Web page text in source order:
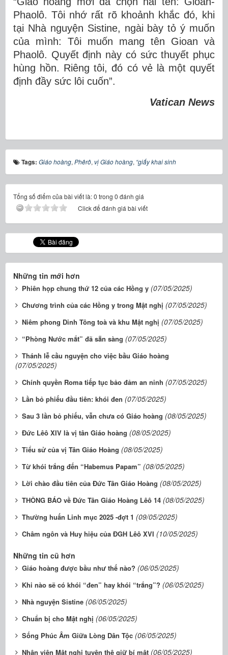
Phaolô. Tôi nhớ rất rõ khoảnh khắc đó, khi
tại Nhà nguyện Sistine, ngài bày tỏ ý muốn
của mình: Tôi muốn mang tên Gioan và
Phaolô. Quyết định này có sức thuyết phục
hùng hồn. Riêng tôi, đó có vẻ là một quyết
định đầy sức lôi cuốn”.
Vatican News
Tags: Giáo hoàng, Phêrô, vị Giáo hoàng, “giấy khai sinh
Tổng số điểm của bài viết là: 0 trong 0 đánh giá
Click để đánh giá bài viết
Những tin mới hơn
Phiên họp chung thứ 12 của các Hồng y (07/05/2025)
Chương trình của các Hồng y trong Mật nghị (07/05/2025)
Niêm phong Dinh Tông toà và khu Mật nghị (07/05/2025)
“Phòng Nước mắt” đã sẵn sàng (07/05/2025)
Thánh lễ cầu nguyện cho việc bầu Giáo hoàng
(07/05/2025)
Chính quyền Roma tiếp tục bảo đảm an ninh (07/05/2025)
Lần bỏ phiếu đầu tiên: khói đen (07/05/2025)
Sau 3 lần bỏ phiếu, vẫn chưa có Giáo hoàng (08/05/2025)
Đức Lêô XIV là vị tân Giáo hoàng (08/05/2025)
Tiểu sử của vị Tân Giáo Hoàng (08/05/2025)
Từ khói trắng đến “Habemus Papam” (08/05/2025)
Lời chào đầu tiên của Đức Tân Giáo Hoàng (08/05/2025)
THÔNG BÁO về Đức Tân Giáo Hoàng Lêô 14 (08/05/2025)
Thường huấn Linh mục 2025 -đợt 1 (09/05/2025)
Châm ngôn và Huy hiệu của ĐGH Lêô XVI (10/05/2025)
Những tin cũ hơn
Giáo hoàng được bầu như thế nào? (06/05/2025)
Khi nào sẽ có khói “đen” hay khói “trắng”? (06/05/2025)
Nhà nguyện Sistine (06/05/2025)
Chuẩn bị cho Mật nghị (06/05/2025)
Sống Phúc Âm Giữa Lòng Dân Tộc (06/05/2025)
Nhân viên Mật nghị tuyên thệ giữ bí mật (06/05/2025)